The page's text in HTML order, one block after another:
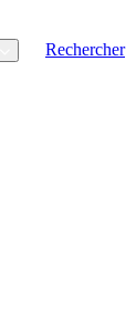
Rechercher